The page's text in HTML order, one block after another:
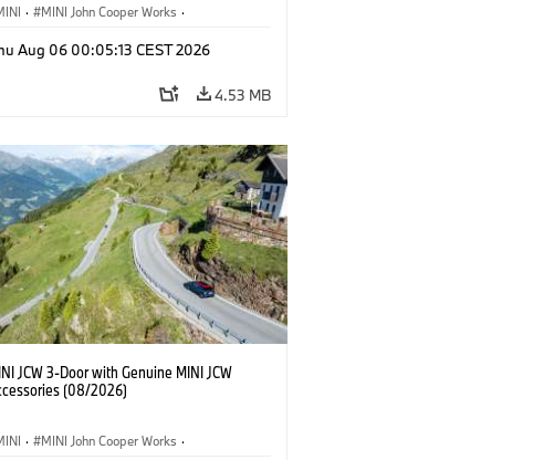
· MINI John Cooper Works ·
Optional Extras, Accessories
Aug 06 00:05:13 CEST 2026
4.53 MB
JCW 3-Door with Genuine MINI JCW
(08/2026)
· MINI John Cooper Works ·